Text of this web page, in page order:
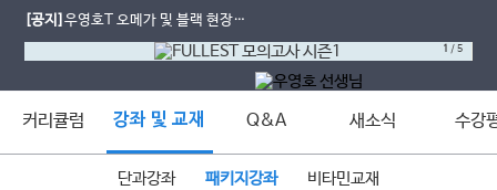
도 문제 풀이 [인강]
[공지]우영호T 오메가 및 블랙 현장
사용 일정
1 /5
커리큘럼 강좌 및 교재 Q&A 새소식 수강
단과강좌 패키지강좌 비타민교재